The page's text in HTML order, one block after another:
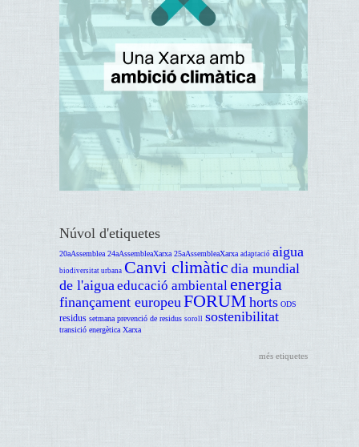
Núvol d'etiquetes
20aAssemblea 24aAssembleaXarxa 25aAssembleaXarxa adaptació aigua
biodiversitat urbana Canvi climàtic dia mundial
de l'aigua educació ambiental energia
finançament europeu FORUM horts ODS
residus setmana prevenció de residus soroll sostenibilitat
transició energètica Xarxa
més etiquetes